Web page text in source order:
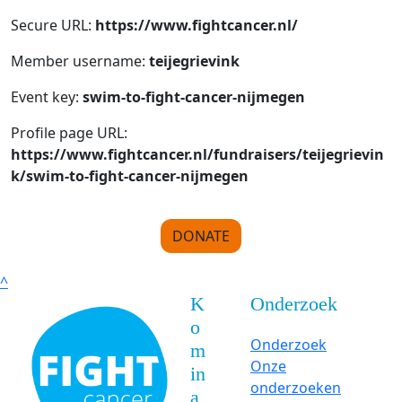
Secure URL: https://www.fightcancer.nl/
Member username: teijegrievink
Event key: swim-to-fight-cancer-nijmegen
Profile page URL:
https://www.fightcancer.nl/fundraisers/teijegrievin
k/swim-to-fight-cancer-nijmegen
DONATE
^
K
o
m
in
Onderzoek
Onderzoek
Onze
onderzoeken